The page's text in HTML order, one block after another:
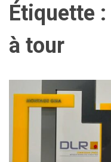
Étiquette :
à tour